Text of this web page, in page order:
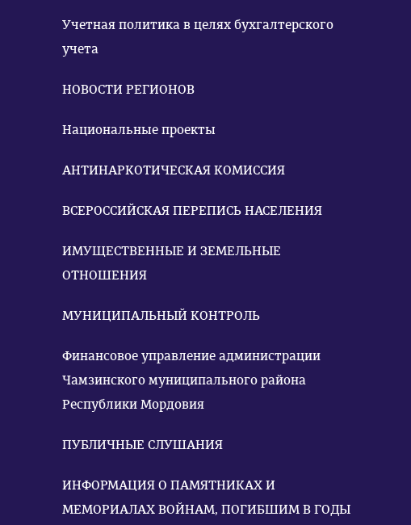
Учетная политика в целях бухгалтерского
учета
НОВОСТИ РЕГИОНОВ
Национальные проекты
АНТИНАРКОТИЧЕСКАЯ КОМИССИЯ
ВСЕРОССИЙСКАЯ ПЕРЕПИСЬ НАСЕЛЕНИЯ
ИМУЩЕСТВЕННЫЕ И ЗЕМЕЛЬНЫЕ
ОТНОШЕНИЯ
МУНИЦИПАЛЬНЫЙ КОНТРОЛЬ
Финансовое управление администрации
Чамзинского муниципального района
Республики Мордовия
ПУБЛИЧНЫЕ СЛУШАНИЯ
ИНФОРМАЦИЯ О ПАМЯТНИКАХ И
МЕМОРИАЛАХ ВОЙНАМ, ПОГИБШИМ В ГОДЫ